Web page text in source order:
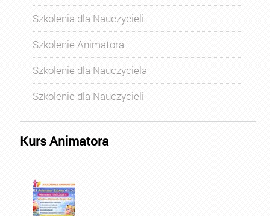
Szkolenia dla Nauczycieli
Szkolenie Animatora
Szkolenie dla Nauczyciela
Szkolenie dla Nauczycieli
Kurs Animatora